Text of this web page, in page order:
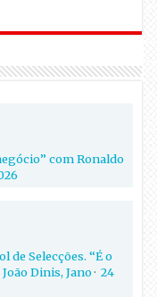
com Ronaldo
de Selecções. “É o
Dinis, Jano·24